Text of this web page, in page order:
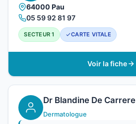
64000 Pau
05 59 92 81 97
SECTEUR 1 CARTE VITALE
Voir la fiche
Dr Blandine De Carrere
Dermatologue